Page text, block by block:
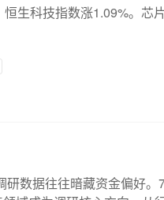
生科技指数涨1.09%。
数据往往暗藏资金偏好